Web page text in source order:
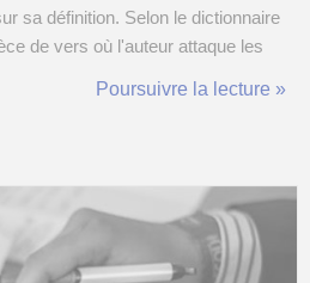
sa définition. Selon le dictionnaire
de vers où l'auteur attaque les
Poursuivre la lecture »